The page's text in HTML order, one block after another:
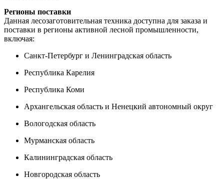
Регионы поставки
Данная лесозаготовительная техника доступна для заказа и
поставки в регионы активной лесной промышленности,
включая:
Санкт-Петербург и Ленинградская область
Республика Карелия
Республика Коми
Архангельская область и Ненецкий автономный округ
Вологодская область
Мурманская область
Калининградская область
Новгородская область